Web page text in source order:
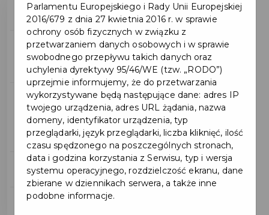
Poradnik bezpieczeństwa
Informacje dla
mieszkańcow
Jak postępować w
przypadku znalezienia
drona lub jego części?
Syreny alarmowe
Parlamentu Europejskiego i Rady Unii Europejskiej
2016/679 z dnia 27 kwietnia 2016 r. w sprawie
ochrony osób fizycznych w związku z
przetwarzaniem danych osobowych i w sprawie
swobodnego przepływu takich danych oraz
uchylenia dyrektywy 95/46/WE (tzw. „RODO”)
uprzejmie informujemy, że do przetwarzania
wykorzystywane będą następujące dane: adres IP
twojego urządzenia, adres URL żądania, nazwa
domeny, identyfikator urządzenia, typ
przeglądarki, język przeglądarki, liczba kliknięć, ilość
czasu spędzonego na poszczególnych stronach,
data i godzina korzystania z Serwisu, typ i wersja
systemu operacyjnego, rozdzielczość ekranu, dane
zbierane w dziennikach serwera, a także inne
podobne informacje.